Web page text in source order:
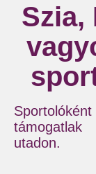
Szia,
utadon.